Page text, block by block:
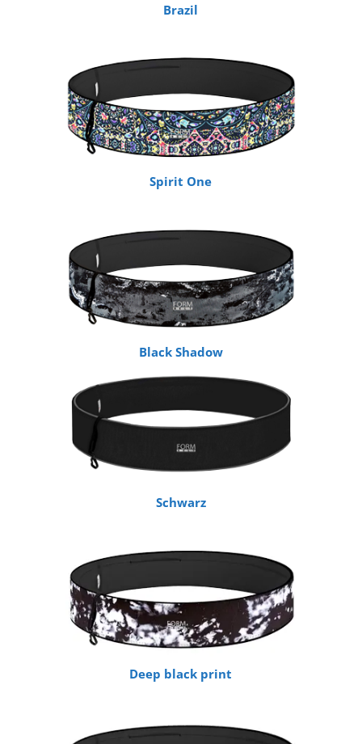
Brazil
Spirit One
Black Shadow
Schwarz
Deep black print